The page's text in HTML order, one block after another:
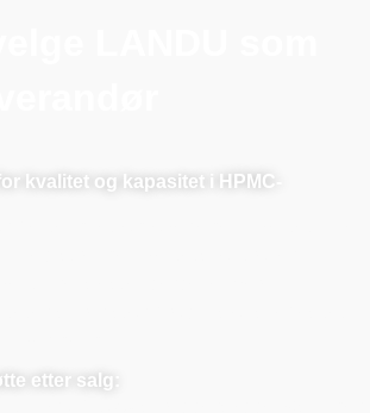
kvalitet og kapasitet i HPMC-
etter salg: